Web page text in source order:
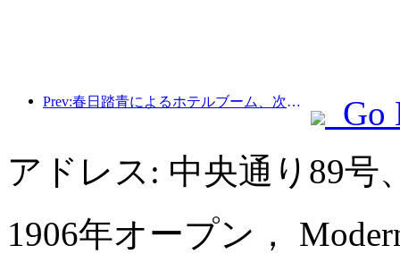
Prev:春日踏青によるホテルブーム、次のホテル投資のカギは今？
Go
アドレス: 中央通り89号
1906年オープン，